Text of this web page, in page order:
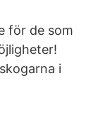
för de som
i